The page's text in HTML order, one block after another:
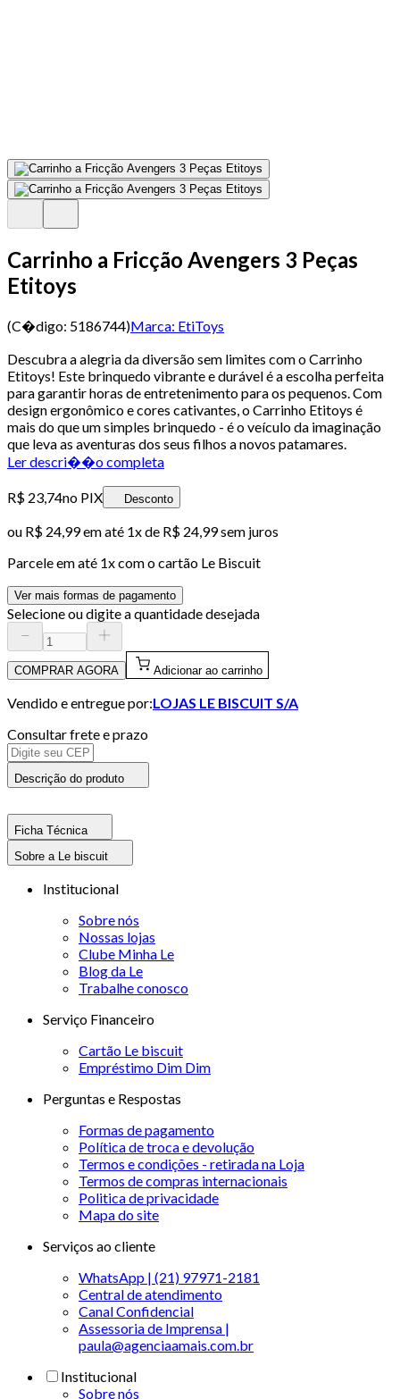
Carrinho a Fricção Avengers 3 Peças
Etitoys
(C�digo: 5186744)Marca: EtiToys
Descubra a alegria da diversão sem limites com o Carrinho
Etitoys! Este brinquedo vibrante e durável é a escolha perfeita
para garantir horas de entretenimento para os pequenos. Com
design ergonômico e cores cativantes, o Carrinho Etitoys é
mais do que um simples brinquedo - é o veículo da imaginação
que leva as aventuras dos seus filhos a novos patamares.
Ler descri��o completa
R$ 23,74no PIX Desconto
ou R$ 24,99em até 1x de R$ 24,99sem juros
Parcele em até 1x com o cartão Le Biscuit
Ver mais formas de pagamento
Selecione ou digite a quantidade desejada
COMPRAR AGORA Adicionar ao carrinho
Vendido e entregue por:LOJAS LE BISCUIT S/A
Consultar frete e prazo
Descrição do produto
Ficha Técnica
Sobre a Le biscuit
Institucional
Sobre nós
Nossas lojas
Clube Minha Le
Blog da Le
Trabalhe conosco
Serviço Financeiro
Cartão Le biscuit
Empréstimo Dim Dim
Perguntas e Respostas
Formas de pagamento
Política de troca e devolução
Termos e condições - retirada na Loja
Termos de compras internacionais
Politica de privacidade
Mapa do site
Serviços ao cliente
WhatsApp | (21) 97971-2181
Central de atendimento
Canal Confidencial
Assessoria de Imprensa |
paula@agenciaamais.com.br
Institucional
Sobre nós